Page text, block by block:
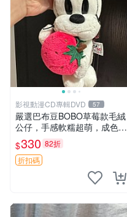
影視動漫CD專輯DVD 57
嚴選巴布豆BOBO草莓款毛絨
公仔，手感軟糯超萌，成色優
良適合作為收藏品或包包配
飾。可視頻確認詳情。 巴布
豆 BOBO 草莓 毛絨公仔 收藏
$330 82折
折扣碼